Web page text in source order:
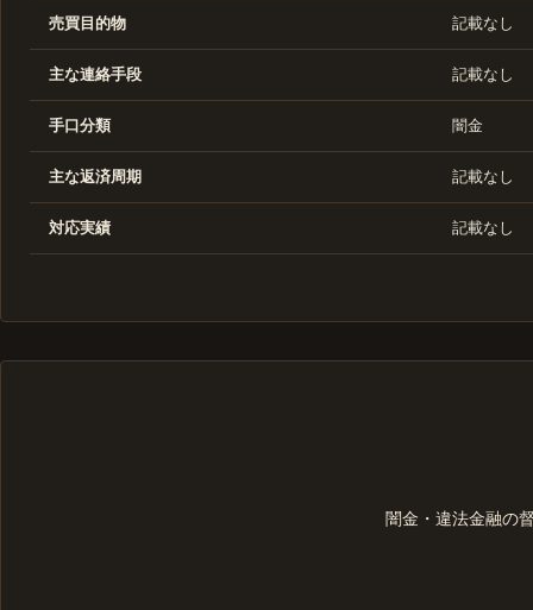
売買目的物 記載なし
主な連絡手段 記載なし
手口分類 闇金
主な返済周期 記載なし
対応実績 記載なし
闇金・違法金融の